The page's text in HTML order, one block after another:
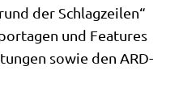
der Schlag­zei­len“
und Fea­tures
sowie den ARD-